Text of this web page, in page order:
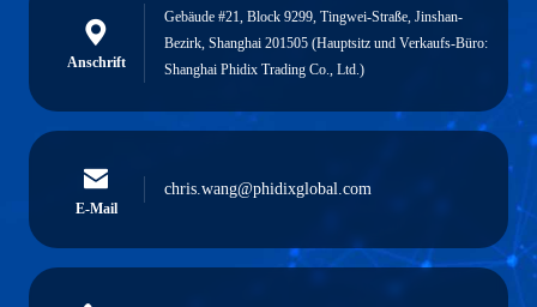
Anschrift
Gebäude #21, Block 9299, Tingwei-Straße, Jinshan-
Bezirk, Shanghai 201505 (Hauptsitz und Verkaufs-Büro:
Shanghai Phidix Trading Co., Ltd.)
E-Mail
chris.wang@phidixglobal.com